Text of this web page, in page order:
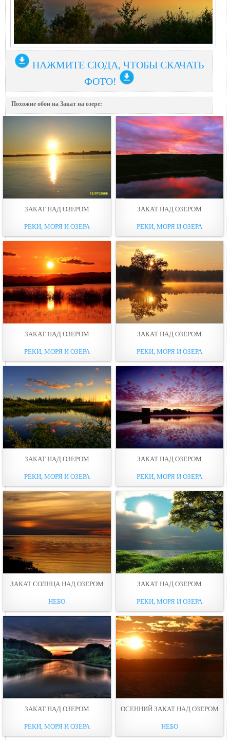
НАЖМИТЕ СЮДА, ЧТОБЫ СКАЧАТЬ
ФОТО!
Похожие обои на Закат на озере:
ЗАКАТ НАД ОЗЕРОМ
РЕКИ, МОРЯ И ОЗЕРА
ЗАКАТ НАД ОЗЕРОМ
РЕКИ, МОРЯ И ОЗЕРА
ЗАКАТ НАД ОЗЕРОМ
РЕКИ, МОРЯ И ОЗЕРА
ЗАКАТ НАД ОЗЕРОМ
РЕКИ, МОРЯ И ОЗЕРА
ЗАКАТ НАД ОЗЕРОМ
РЕКИ, МОРЯ И ОЗЕРА
ЗАКАТ НАД ОЗЕРОМ
РЕКИ, МОРЯ И ОЗЕРА
ЗАКАТ СОЛНЦА НАД ОЗЕРОМ
НЕБО
ЗАКАТ НАД ОЗЕРОМ
РЕКИ, МОРЯ И ОЗЕРА
ЗАКАТ НАД ОЗЕРОМ
РЕКИ, МОРЯ И ОЗЕРА
ОСЕННИЙ ЗАКАТ НАД ОЗЕРОМ
НЕБО